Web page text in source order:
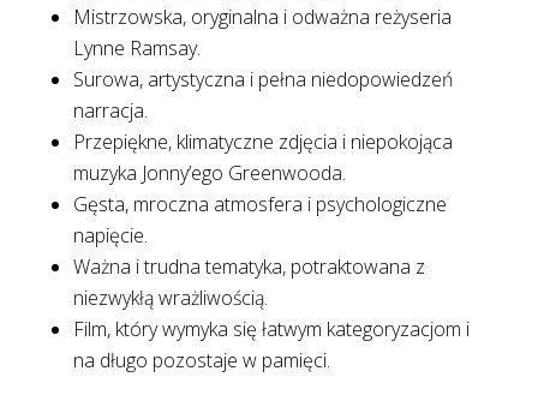
Mistrzowska, oryginalna i odważna reżyseria
Lynne Ramsay.
Surowa, artystyczna i pełna niedopowiedzeń
narracja.
Przepiękne, klimatyczne zdjęcia i niepokojąca
muzyka Jonny’ego Greenwooda.
Gęsta, mroczna atmosfera i psychologiczne
napięcie.
Ważna i trudna tematyka, potraktowana z
niezwykłą wrażliwością.
Film, który wymyka się łatwym kategoryzacjom i
na długo pozostaje w pamięci.